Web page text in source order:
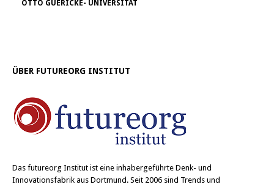
OTTO GUERICKE- UNIVERSITÄT
ÜBER FUTUREORG INSTITUT
Das futureorg Institut ist eine inhabergeführte Denk- und
Innovationsfabrik aus Dortmund. Seit 2006 sind Trends und